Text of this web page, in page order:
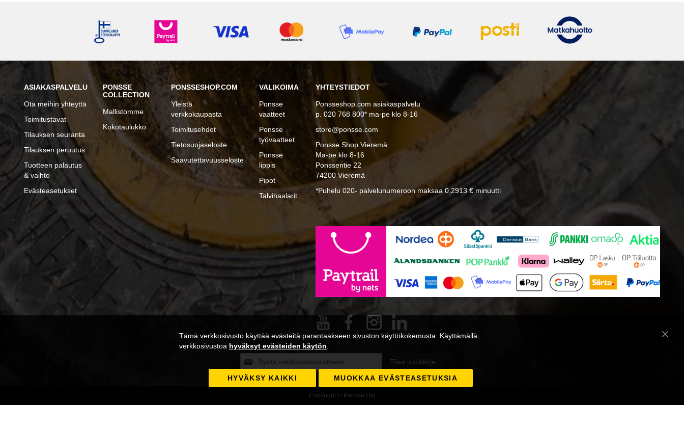
ASIAKASPALVELU
Ota meihin yhteyttä
Toimitustavat
Tilauksen seuranta
Tilauksen peruutus
Tuotteen palautus
& vaihto
Evästeasetukset
PONSSE
COLLECTION
Mallistomme
Kokotaulukko
PONSSESHOP.COM
Yleistä
verkkokaupasta
Toimitusehdot
Tietosuojaseloste
Saavutettavuusseloste
VALIKOIMA
Ponsse
vaatteet
Ponsse
työvaatteet
Ponsse
lippis
Pipot
Talvihaalarit
YHTEYSTIEDOT
Ponsseshop.com asiakaspalvelu
p. 020 768 800* ma-pe klo 8-16
store@ponsse.com
Ponsse Shop Vieremä
Ma-pe klo 8-16
Ponssentie 22
74200 Vieremä
*Puhelu 020- palvelunumeroon maksaa 0,2913 € minuutti
Tilaa
uutiskirjeemme:
Tilaa uutiskirje
Copyright © Ponsse Oyj
Tämä verkkosivusto käyttää evästeitä parantaakseen sivuston käyttökokemusta. Käyttämällä
verkkosivustoa hyväksyt evästeiden käytön
HYVÄKSY KAIKKI MUOKKAA EVÄSTEASETUKSIA